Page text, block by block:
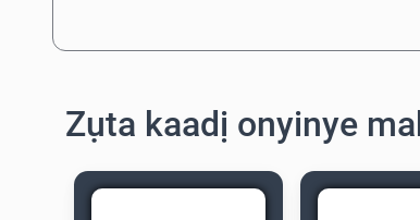
Zụta kaadị onyinye